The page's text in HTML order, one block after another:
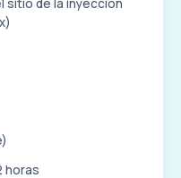
sitio de la inyección
horas